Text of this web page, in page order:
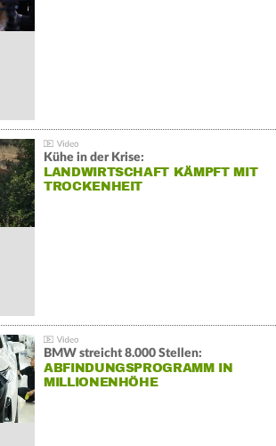
Kühe in der Krise:
LANDWIRTSCHAFT KÄMPFT MIT
TROCKENHEIT
BMW streicht 8.000 Stellen:
ABFINDUNGSPROGRAMM IN
MILLIONENHÖHE